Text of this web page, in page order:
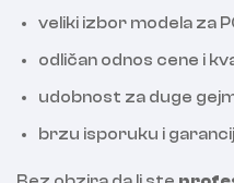
veliki izbor modela za
odličan odnos cene i
udobnost za duge
brzu isporuku i